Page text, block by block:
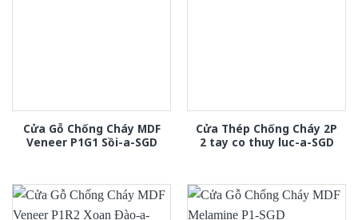
Cửa Gỗ Chống Cháy MDF
Veneer P1G1 Sồi-a-SGD
Cửa Thép Chống Cháy 2P
2 tay co thuy luc-a-SGD